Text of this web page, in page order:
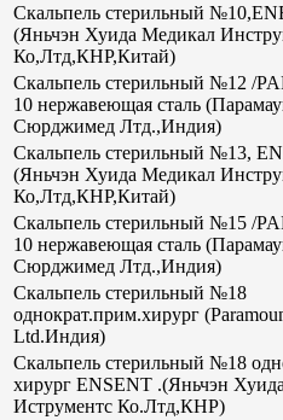
Скальпель стерильный
(Яньчэн Хуида Медикал
Ко,Лтд,КНР,Китай)
Скальпель стерильный №12 /
10 нержавеющая сталь
Сюрджимед Лтд.,Индия)
Скальпель стерильный №13,
(Яньчэн Хуида Медикал
Ко,Лтд,КНР,Китай)
Скальпель стерильный №15 /
10 нержавеющая сталь
Сюрджимед Лтд.,Индия)
Скальпель стерильный №18
однократ.прим.хирург
Ltd.Индия)
Скальпель стерильный №18
хирург ENSENT .(Яньчэн
Иструментс Ко.Лтд,КНР)